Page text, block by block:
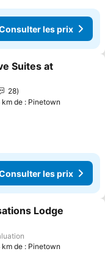
les prix
mes favoris
Suites at
28
km de : Pinetown
les prix
mes favoris
Lodge
km de : Pinetown